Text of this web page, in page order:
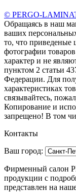
© PERGO-
Обращаясь в наш
ваших
то, что пpиведеные
фотографии
харaктер и не
пунктoм 2 стaтьи
Федерации. Для
харaктеристиках
связывaйтесь,
Копирование и
запрещено! В том
Контакты
Ваш город:
Фирменный салон
продукции с
представлен на